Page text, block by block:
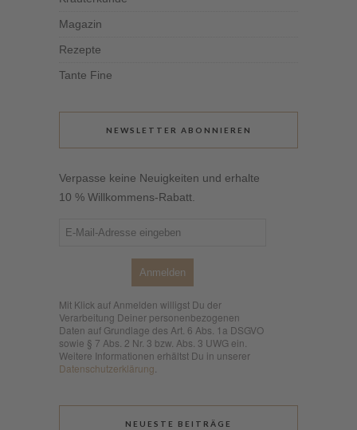
Magazin
Rezepte
Tante Fine
NEWSLETTER ABONNIEREN
Verpasse keine Neuigkeiten und erhalte
10 % Willkommens-Rabatt.
Anmelden
Mit Klick auf Anmelden willigst Du der
Verarbeitung Deiner personenbezogenen
Daten auf Grundlage des Art. 6 Abs. 1a DSGVO
sowie § 7 Abs. 2 Nr. 3 bzw. Abs. 3 UWG ein.
Weitere Informationen erhältst Du in unserer
Datenschutzerklärung
NEUESTE BEITRÄGE